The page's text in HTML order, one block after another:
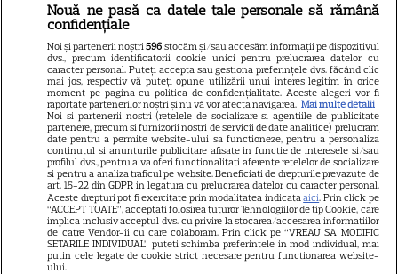
Nouă ne pasă ca datele tale personale să rămână
confidențiale
Noi și partenerii noștri596 stocăm și/sau accesăm informații pe dispozitivul
dvs., precum identificatorii cookie unici pentru prelucrarea datelor cu
caracter personal. Puteți accepta sau gestiona preferințele dvs. făcând clic
mai jos, respectiv vă puteți opune utilizării unui interes legitim în orice
moment pe pagina cu politica de confidențialitate. Aceste alegeri vor fi
raportate partenerilor noștri și nu vă vor afecta navigarea. Mai multe detalii
Noi si partenerii nostri (retelele de socializare si agentiile de publicitate
partenere, precum si furnizorii nostri de servicii de date analitice) prelucram
date pentru a permite website-ului sa functioneze, pentru a personaliza
continutul si anunturile publicitare afisate in functie de interesele si/sau
profilul dvs., pentru a va oferi functionalitati aferente retelelor de socializare
si pentru a analiza traficul pe website. Beneficiati de drepturile prevazute de
art. 15-22 din GDPR in legatura cu prelucrarea datelor cu caracter personal.
Aceste drepturi pot fi exercitate prin modalitatea indicataaici. Prin click pe
“ACCEPT TOATE”, acceptati folosirea tuturor Tehnologiilor de tip Cookie, care
implica inclusiv acceptul dvs. cu privire la stocarea/accesarea informatiilor
de catre Vendor-ii cu care colaboram. Prin click pe “VREAU SA MODIFIC
SETARILE INDIVIDUAL” puteti schimba preferintele in mod individual, mai
putin cele legate de cookie strict necesare pentru functionarea website-
ului.